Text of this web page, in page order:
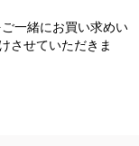
一緒にお買い求めい
させていただきま